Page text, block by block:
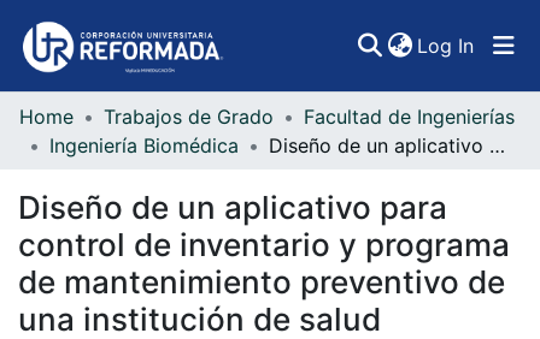
Log In
Communities & Collections
Statistics
Home Trabajos de Grado
Facultad de Ingenierías
Ingeniería Biomédica
Diseño de un aplicativo para control de inventario y programa de mantenimiento preventivo de una institución de salud
Diseño de un aplicativo para
control de inventario y programa
de mantenimiento preventivo de
una institución de salud